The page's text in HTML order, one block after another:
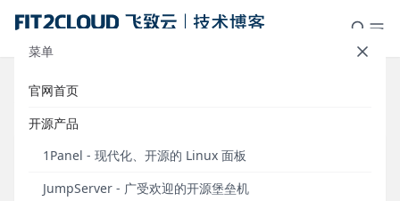
菜单
官网首页
开源产品
1Panel - 现代化、开源的 Linux 面板
JumpServer - 广受欢迎的开源堡垒机
标签：运维